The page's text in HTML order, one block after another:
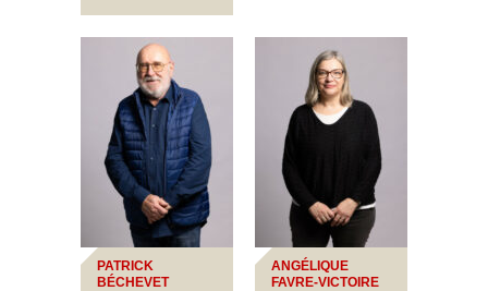
PATRICK
BÉCHEVET
ANGÉLIQUE
FAVRE-VICTOIRE